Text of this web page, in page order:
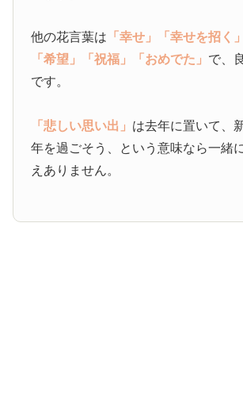
他の花言葉は 「幸せ」 「幸せを招く」
「希望」
「祝福」 「おめでた」 で、
です。
「悲しい思い出」 は去年に置いて、
年を過ごそう、という意味なら一緒
えありません。